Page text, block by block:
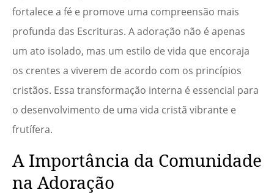
fortalece a fé e promove uma compreensão mais
profunda das Escrituras. A adoração não é apenas
um ato isolado, mas um estilo de vida que encoraja
os crentes a viverem de acordo com os princípios
cristãos. Essa transformação interna é essencial para
o desenvolvimento de uma vida cristã vibrante e
frutífera.
A Importância da Comunidade
na Adoração